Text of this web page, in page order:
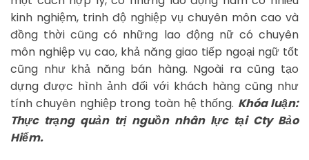
kinh nghiệm, trinh độ nghiệp vụ chuyên môn cao và
đồng thời cũng có những lao động nữ có chuyên
môn nghiệp vụ cao, khả năng giao tiếp ngoại ngữ tốt
cũng như khả năng bán hàng. Ngoài ra cũng tạo
dựng được hình ảnh đối với khách hàng cũng như
tính chuyên nghiệp trong toàn hệ thống. Khóa luận:
Thực trạng quản trị nguồn nhân lực tại Cty Bảo
Hiểm.